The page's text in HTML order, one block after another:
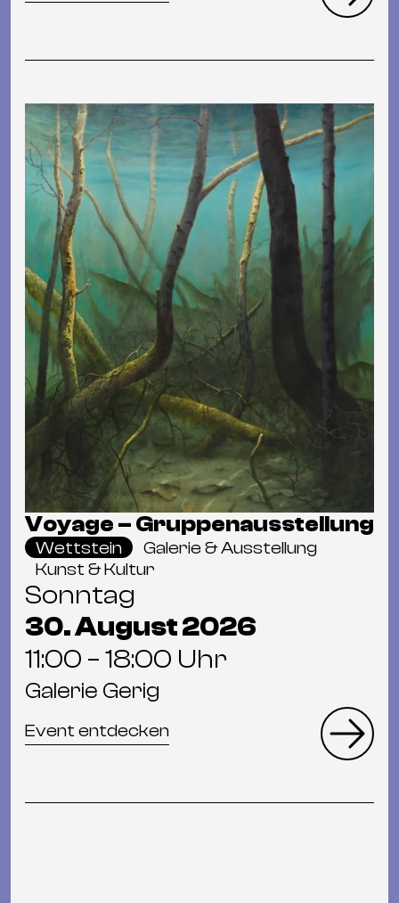
Voyage – Gruppenausstellung
Wettstein
Galerie & Ausstellung
Kunst & Kultur
Sonntag
30. August 2026
11:00 – 18:00 Uhr
Galerie Gerig
Event entdecken